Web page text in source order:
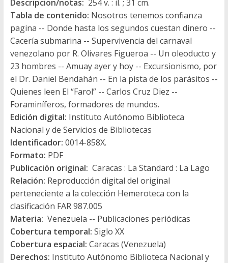
Descripcion/notas: 254 v. : il. ; 31 cm.
Tabla de contenido: Nosotros tenemos confianza
pagina -- Donde hasta los segundos cuestan dinero --
Cacería submarina -- Supervivencia del carnaval
venezolano por R. Olivares Figueroa -- Un oleoducto y
23 hombres -- Amuay ayer y hoy -- Excursionismo, por
el Dr. Daniel Bendahán -- En la pista de los parásitos --
Quienes leen El “Farol” -- Carlos Cruz Diez --
Foraminíferos, formadores de mundos.
Edición digital: Instituto Autónomo Biblioteca
Nacional y de Servicios de Bibliotecas
Identificador: 0014-858X.
Formato: PDF
Publicación original: Caracas : La Standard : La Lago
Relación: Reproducción digital del original
perteneciente a la colección Hemeroteca con la
clasificación FAR 987.005
Materia: Venezuela -- Publicaciones periódicas
Cobertura temporal: Siglo XX
Cobertura espacial: Caracas (Venezuela)
Derechos: Instituto Autónomo Biblioteca Nacional y